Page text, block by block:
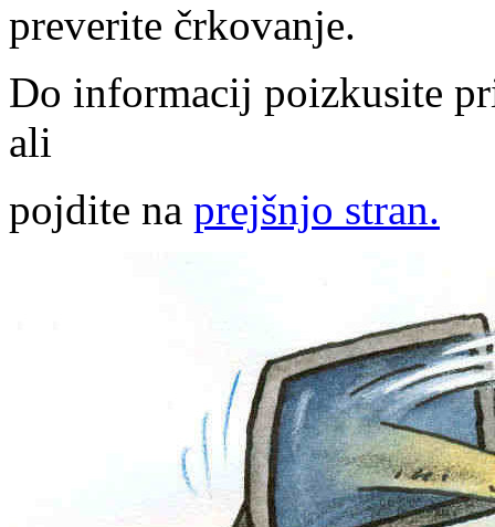
preverite črkovanje.
Do informacij poizkusite
ali
pojdite na prejšnjo stran.